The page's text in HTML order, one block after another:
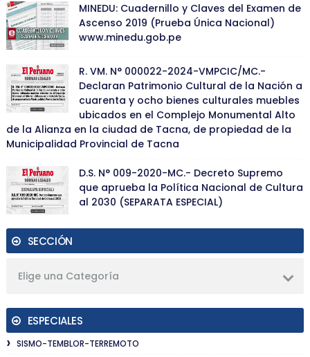
MINEDU: Cuadernillo y Claves del Examen de
Ascenso 2019 (Prueba Única Nacional)
www.minedu.gob.pe
R. VM. N° 000022-2024-VMPCIC/MC.-
Declaran Patrimonio Cultural de la Nación a
cuarenta y ocho bienes culturales muebles
ubicados en el Complejo Monumental Alto
de la Alianza en la ciudad de Tacna, de propiedad de la
Municipalidad Provincial de Tacna
D.S. N° 009-2020-MC.- Decreto Supremo
que aprueba la Política Nacional de Cultura
al 2030 (SEPARATA ESPECIAL)
SECCIÓN
Elige una Categoría
ESPECIALES
SISMO-TEMBLOR-TERREMOTO